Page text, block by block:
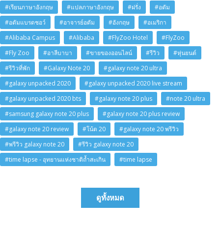
#เรียนภาษาอังกฤษ
#แปลภาษาอังกฤษ #ฝรั่ง
#อดัม
#อดัมแบรดชอว์
#อาจารย์อดัม #อังกฤษ
#อเมริกา
#Alibaba Campus
#Alibaba #FlyZoo Hotel
#FlyZoo
#Fly Zoo
#อาลีบาบา #ขายของออนไลน์ #รีวิว
#หุ่นยนต์
#รีวิวที่พัก
#Galaxy Note 20
#galaxy note 20 ultra
#galaxy unpacked 2020
#galaxy unpacked 2020 live stream
#galaxy unpacked 2020 bts
#galaxy note 20 plus
#note 20 ultra
#samsung galaxy note 20 plus
#galaxy note 20 plus review
#galaxy note 20 review
#โน้ต 20
#galaxy note 20 พรีวิว
#พรีวิว galaxy note 20
#รีวิว galaxy note 20
#time lapse - อุทยานแห่งชาติถ้ำสะเกิน
#time lapse
ดูทั้งหมด